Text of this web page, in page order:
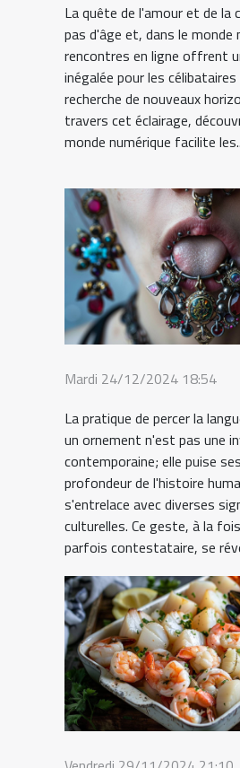
La quête de l'amour et de la
pas d'âge et, dans le monde
rencontres en ligne offrent
inégalée pour les
recherche de nouveaux
travers cet éclairage,
monde numérique facilite
Mardi 24/12/2024 18:54
La pratique de percer la
un ornement n'est pas une
contemporaine; elle puise
profondeur de l'histoire
s'entrelace avec diverses
culturelles. Ce geste, à la
parfois contestataire, se